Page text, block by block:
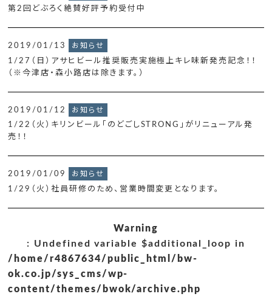
第2回どぶろく絶賛好評予約受付中
2019/01/13 お知らせ
1/27（日）アサヒビール推奨販売実施極上キレ味新発売記念！！
（※今津店・森小路店は除きます。）
2019/01/12 お知らせ
1/22（火）キリンビール「のどごしSTRONG」がリニューアル発
売！！
2019/01/09 お知らせ
1/29（火）社員研修のため、営業時間変更となります。
Warning
: Undefined variable $additional_loop in
/home/r4867634/public_html/bw-
ok.co.jp/sys_cms/wp-
content/themes/bwok/archive.php